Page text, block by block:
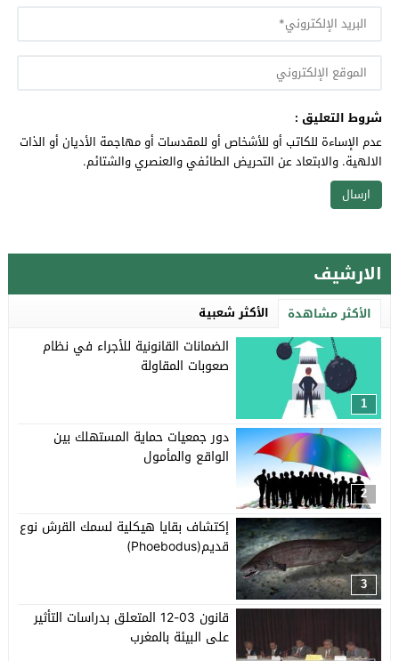
شروط التعليق :
عدم الإساءة للكاتب أو للأشخاص أو للمقدسات أو مهاجمة الأديان أو الذات
الالهية. والابتعاد عن التحريض الطائفي والعنصري والشتائم.
الارشيف
الأكثر مشاهدة الأكثر شعبية
1
الضمانات القانونية للأجراء في نظام
صعوبات المقاولة
2
دور جمعيات حماية المستهلك بين
الواقع والمأمول
3
إكتشاف بقايا هيكلية لسمك القرش نوع
قديم(Phoebodus)
قانون 03-12 المتعلق بدراسات التأثير
على البيئة بالمغرب